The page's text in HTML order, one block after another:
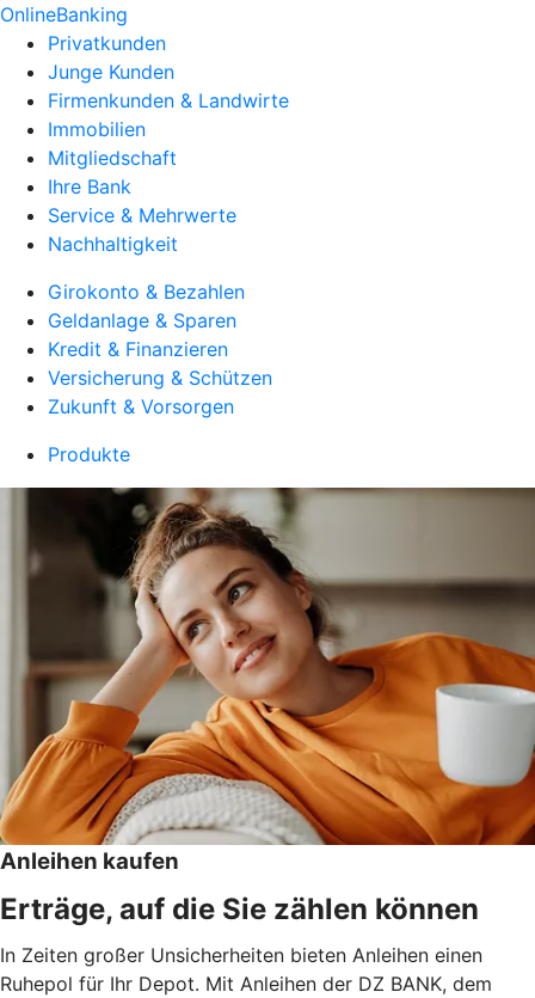
OnlineBanking
Privatkunden
Junge Kunden
Firmenkunden & Landwirte
Immobilien
Mitgliedschaft
Ihre Bank
Service & Mehrwerte
Nachhaltigkeit
Girokonto & Bezahlen
Geldanlage & Sparen
Kredit & Finanzieren
Versicherung & Schützen
Zukunft & Vorsorgen
Produkte
Anleihen kaufen
Erträge, auf die Sie zählen können
In Zeiten großer Unsicherheiten bieten Anleihen einen
Ruhepol für Ihr Depot. Mit Anleihen der DZ BANK, dem